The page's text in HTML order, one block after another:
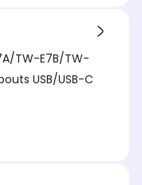
TW-E7B/TW-
USB/USB-C